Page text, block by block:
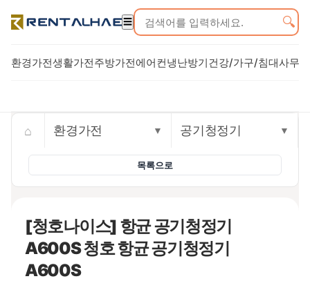
☰ 🔍
환경가전생활가전주방가전에어컨냉난방기건강/가구/침대사무
Trusted rental commerce storefront
⌂ 환경가전 ▼ 공기청정기 ▼
목록으로
[청호나이스] 항균 공기청정기
A600S 청호 항균 공기청정기
A600S